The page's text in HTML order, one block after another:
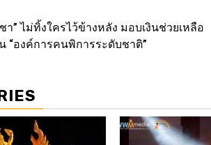
” ไม่ทิ้งใครไว้ข้างหลัง มอบเงินช่วยเหลือ
“องค์การคนพิการระดับชาติ”